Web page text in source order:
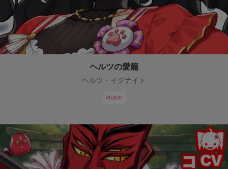
ヘルツの愛籠
ヘルツ・イグナイト
Vtuber